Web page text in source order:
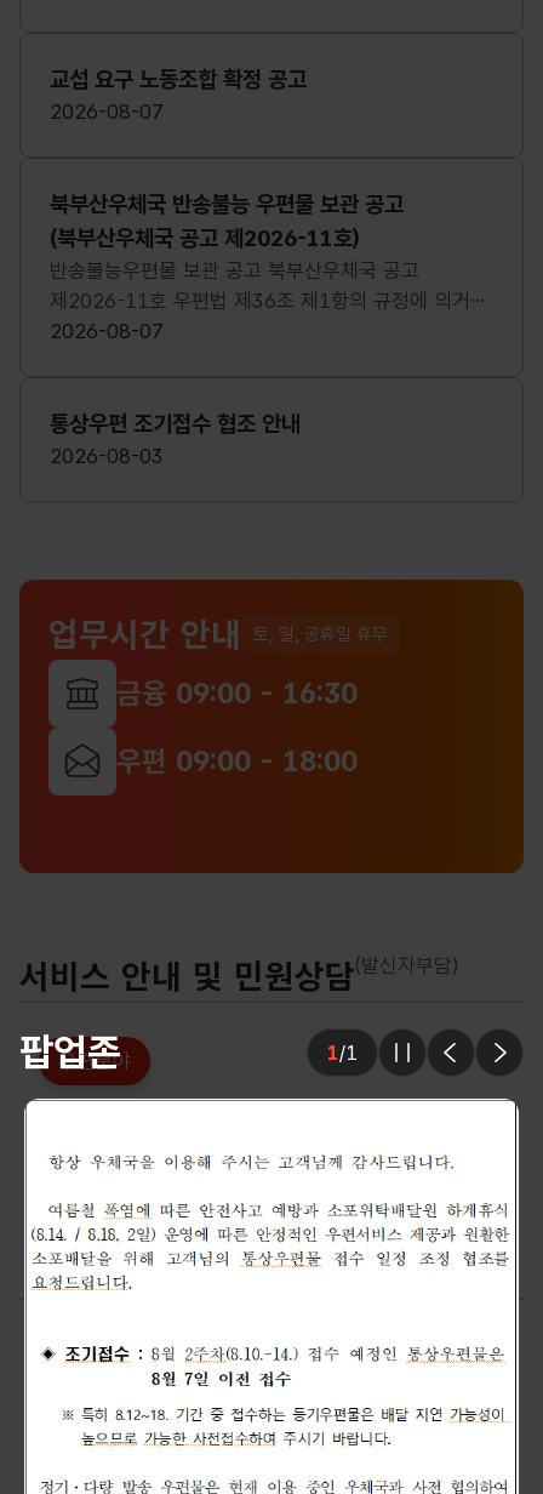
팝업존 1/1
슬라이드 멈춤
이전 다음
교섭 요구 노동조합 확정 공고
2026-08-07
북부산우체국 반송불능 우편물 보관 공고
(북부산우체국 공고 제2026-11호)
반송불능우편물 보관 공고 북부산우체국 공고
제2026-11호 우편법 제36조 제1항의 규정에 의거
우리국에 보관중인 반송불능우편물에 대하여 다음과
2026.9.6.(1개월) 청구기간: 공고일로부터 1년 이내
(환부청구 없을 시 국고에 귀속됨) 우편물 목록: 붙임
2026-08-07
통상우편 조기접수 협조 안내
2026-08-03
업무시간 안내 토, 일, 공휴일 휴무
금융 09:00 - 16:30
우편 09:00 - 18:00
서비스 안내 및 민원상담(발신자부담)
우편분야
1588-1300
우편서비스 우체국쇼핑 우체국소포 알뜰폰
금융분야
1599-19001599-0100